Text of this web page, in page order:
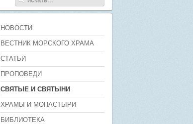
НОВОСТИ
ВЕСТНИК МОРСКОГО ХРАМА
СТАТЬИ
ПРОПОВЕДИ
СВЯТЫЕ И СВЯТЫНИ
ХРАМЫ И МОНАСТЫРИ
БИБЛИОТЕКА